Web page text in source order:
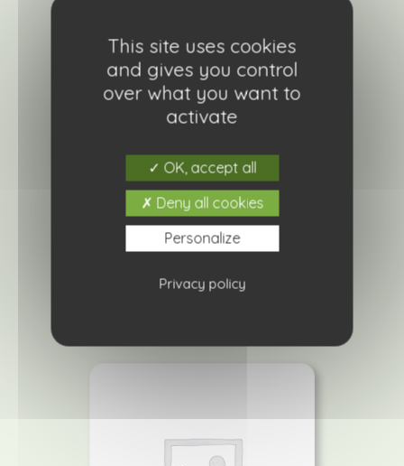
Menthe chocolat
3,90€
Ajouter à ma liste de courses
This site uses cookies
and gives you control
over what you want to
activate
OK, accept all
Deny all cookies
Personalize
Privacy policy